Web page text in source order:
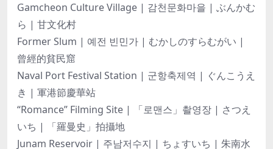
Gamcheon Culture Village | 감천문화마을 | ぶんかむ
ら | 甘文化村
Former Slum | 예전 빈민가 | むかしのすらむがい |
曾經的貧民窟
Naval Port Festival Station | 군항축제역 | ぐんこうえ
き | 軍港節慶華站
“Romance” Filming Site | 「로맨스」촬영장 | さつえ
いち | 「羅曼史」拍攝地
Junam Reservoir | 주남저수지 | ちょすいち | 朱南水